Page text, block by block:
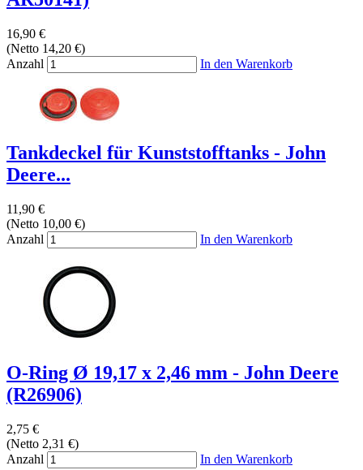
16,90 €
(Netto 14,20 €)
Anzahl
In den Warenkorb
Tankdeckel für Kunststofftanks - John
Deere...
11,90 €
(Netto 10,00 €)
Anzahl
In den Warenkorb
O-Ring Ø 19,17 x 2,46 mm - John Deere
(R26906)
2,75 €
(Netto 2,31 €)
Anzahl
In den Warenkorb